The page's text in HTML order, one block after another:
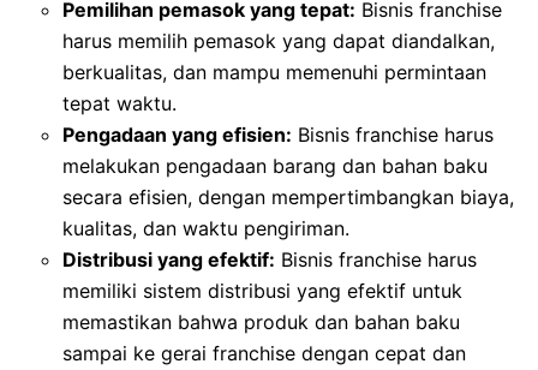
Pemilihan pemasok yang tepat: Bisnis franchise
harus memilih pemasok yang dapat diandalkan,
berkualitas, dan mampu memenuhi permintaan
tepat waktu.
Pengadaan yang efisien: Bisnis franchise harus
melakukan pengadaan barang dan bahan baku
secara efisien, dengan mempertimbangkan biaya,
kualitas, dan waktu pengiriman.
Distribusi yang efektif: Bisnis franchise harus
memiliki sistem distribusi yang efektif untuk
memastikan bahwa produk dan bahan baku
sampai ke gerai franchise dengan cepat dan